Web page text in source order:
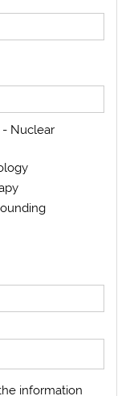
- Nuclear
information